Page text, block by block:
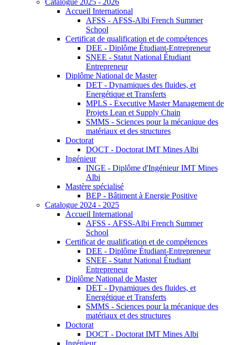
Catalogue 2025 - 2026
Accueil International
AFSS - AFSS-Albi French Summer
School
Certificat de qualification et de compétences
DEE - Diplôme Étudiant-Entrepreneur
SNEE - Statut National Étudiant
Entrepreneur
Diplôme National de Master
DET - Dynamiques des fluides, et
Energétique et Transferts
MPLS - Executive Master Management de
Projets Lean et Supply Chain
SMMS - Sciences pour la mécanique des
matériaux et des structures
Doctorat
DOCT - Doctorat IMT Mines Albi
Ingénieur
INGE - Diplôme d'Ingénieur IMT Mines
Albi
Mastère spécialisé
BEP - Bâtiment à Energie Positive
Catalogue 2024 - 2025
Accueil International
AFSS - AFSS-Albi French Summer
School
Certificat de qualification et de compétences
DEE - Diplôme Étudiant-Entrepreneur
SNEE - Statut National Étudiant
Entrepreneur
Diplôme National de Master
DET - Dynamiques des fluides, et
Energétique et Transferts
SMMS - Sciences pour la mécanique des
matériaux et des structures
Doctorat
DOCT - Doctorat IMT Mines Albi
Ingénieur